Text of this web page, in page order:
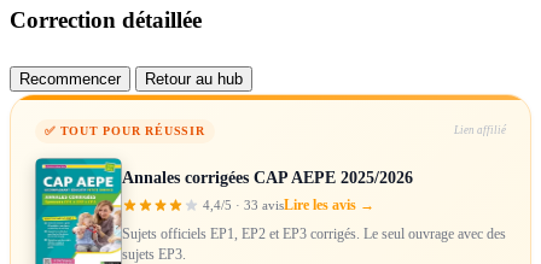
Correction détaillée
Recommencer Retour au hub
✅ TOUT POUR RÉUSSIR Lien affilié
Annales corrigées CAP AEPE 2025/2026
4,4/5 · 33 avisLire les avis →
Sujets officiels EP1, EP2 et EP3 corrigés. Le seul ouvrage avec des
sujets EP3.